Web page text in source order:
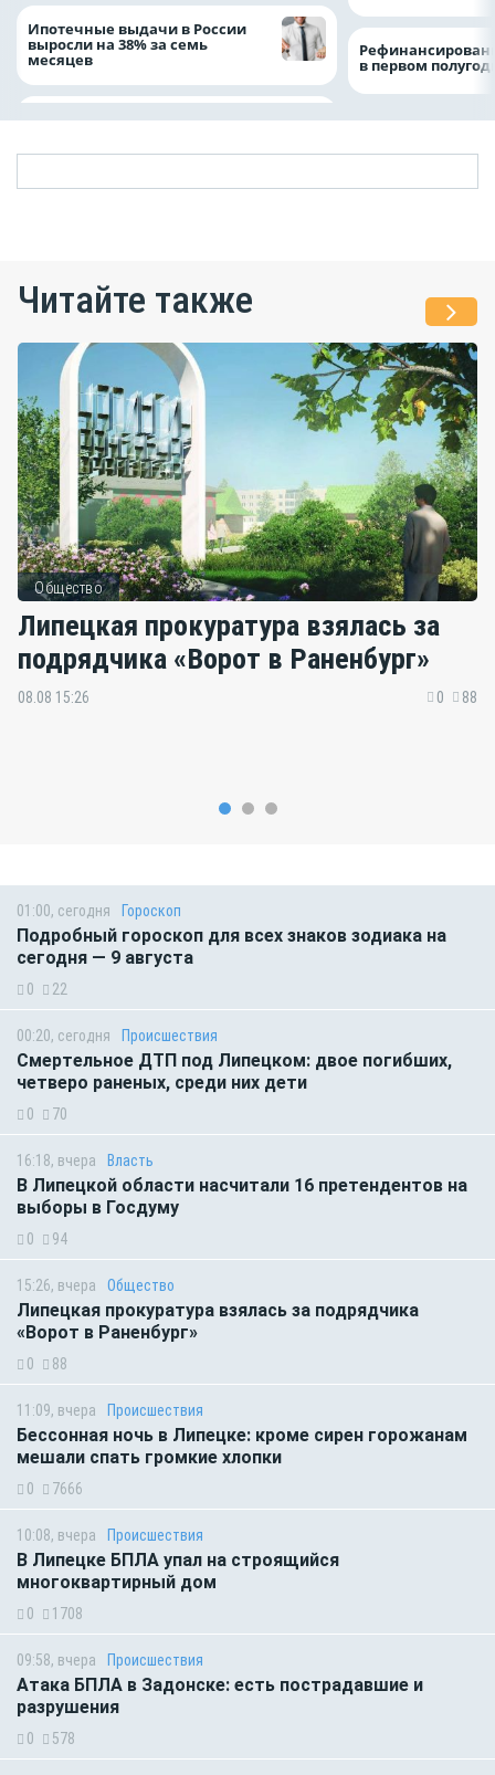
Ипотечные выдачи в России
выросли на 38% за семь
месяцев в первом
Читайте также
Общество
Липецкая прокуратура взялась за
подрядчика «Ворот в Раненбург»
08.08 15:26 0 88
01:00, сегодня Гороскоп
Подробный гороскоп для всех знаков зодиака на
сегодня — 9 августа
0 22
00:20, сегодня Происшествия
Смертельное ДТП под Липецком: двое погибших,
четверо раненых, среди них дети
0 70
16:18, вчера Власть
В Липецкой области насчитали 16 претендентов на
выборы в Госдуму
0 94
15:26, вчера Общество
Липецкая прокуратура взялась за подрядчика
«Ворот в Раненбург»
0 88
11:09, вчера Происшествия
Бессонная ночь в Липецке: кроме сирен горожанам
мешали спать громкие хлопки
0 7666
10:08, вчера Происшествия
В Липецке БПЛА упал на строящийся
многоквартирный дом
0 1708
09:58, вчера Происшествия
Атака БПЛА в Задонске: есть пострадавшие и
разрушения
0 578